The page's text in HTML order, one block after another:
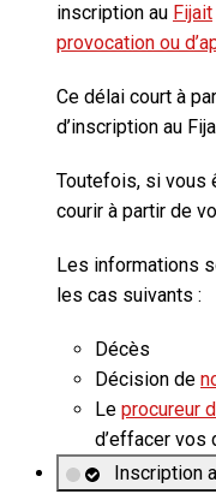
inscription au Fijait
provocation ou
Ce délai court à
d’inscription au
Toutefois, si vous
courir à partir de
Les informations
les cas suivants :
Décès
Décision de
Le procureur
d’effacer vos
Inscription